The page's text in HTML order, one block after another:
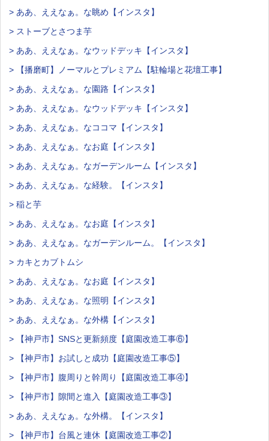
> ああ、ええなぁ。な眺め【インスタ】
> ストーブとさつま芋
> ああ、ええなぁ。なウッドデッキ【インスタ】
> 【播磨町】ノーマルとプレミアム【駐輪場と花壇工事】
> ああ、ええなぁ。な園路【インスタ】
> ああ、ええなぁ。なウッドデッキ【インスタ】
> ああ、ええなぁ。なココマ【インスタ】
> ああ、ええなぁ。なお庭【インスタ】
> ああ、ええなぁ。なガーデンルーム【インスタ】
> ああ、ええなぁ。な経験。【インスタ】
> 稲と芋
> ああ、ええなぁ。なお庭【インスタ】
> ああ、ええなぁ。なガーデンルーム。【インスタ】
> カキとカブトムシ
> ああ、ええなぁ。なお庭【インスタ】
> ああ、ええなぁ。な照明【インスタ】
> ああ、ええなぁ。な外構【インスタ】
> 【神戸市】SNSと更新頻度【庭園改造工事⑥】
> 【神戸市】お試しと成功【庭園改造工事⑤】
> 【神戸市】腹周りと幹周り【庭園改造工事④】
> 【神戸市】隙間と進入【庭園改造工事③】
> ああ、ええなぁ。な外構。【インスタ】
> 【神戸市】台風と連休【庭園改造工事②】